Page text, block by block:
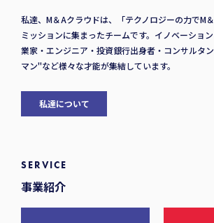
私達、M＆Aクラウドは、「テクノロジーの力でM
ミッションに集まったチームです。イノベーショ
業家・エンジニア・投資銀行出身者・コンサルタ
マン"など様々な才能が集結しています。
私達について
SERVICE
事業紹介